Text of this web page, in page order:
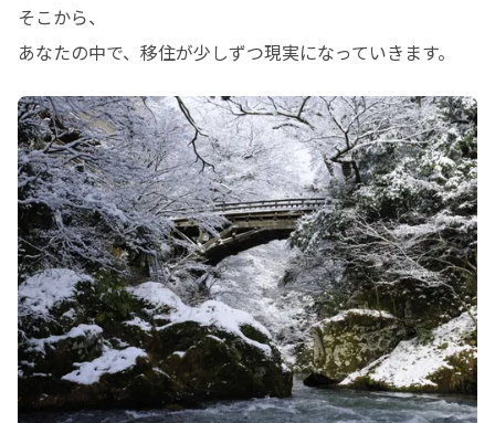
そこから、
あなたの中で、移住が少しずつ現実になっていきます。